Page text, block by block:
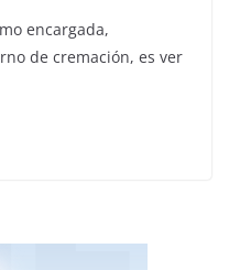
encargada,
de cremación, es ver